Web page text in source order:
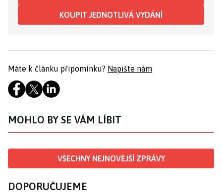
KOUPIT JEDNOTLIVÁ VYDÁNÍ
Máte k článku připomínku? Napište nám
MOHLO BY SE VÁM LÍBIT
VŠECHNY NEJNOVĚJŠÍ ZPRÁVY
DOPORUČUJEME